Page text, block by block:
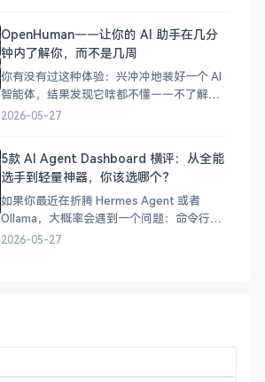
英伟达要进军 PC 处理器市场了！
OpenHuman——让你的 AI 助手在几分
钟内了解你，而不是几周
你有没有过这种体验：兴冲冲地装好一个 AI
智能体，结果发现它啥都不懂——不了解你
的项目、不了解你的习惯、不了解你的技术
问题而生的。这个开源智能体框架的核心理
念很简单：让 AI 在几分钟内了解你，而不是
让你等
2026-05-27
5款 AI Agent Dashboard 横评：从全能
选手到轻量神器，你该选哪个？
如果你最近在折腾 Hermes Agent 或者
Ollama，大概率会遇到一个问题：命令行用
着爽，但总想有个 Web 界面可以随时看看状
2026-05-27